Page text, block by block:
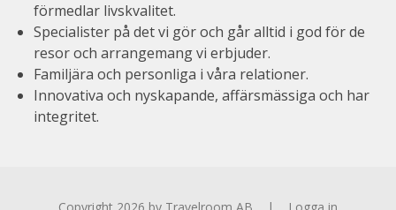
förmedlar livskvalitet.
Specialister på det vi gör och går alltid i god för de
resor och arrangemang vi erbjuder.
Familjära och personliga i våra relationer.
Innovativa och nyskapande, affärsmässiga och har
integritet.